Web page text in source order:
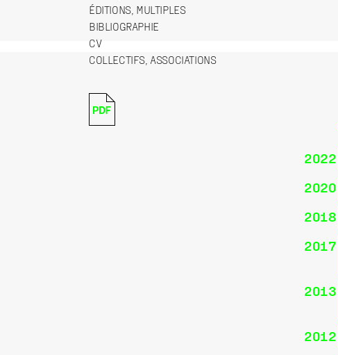
ÉDITIONS, MULTIPLES
BIBLIOGRAPHIE
CV
COLLECTIFS, ASSOCIATIONS
2022
2020
2018
2017
2013
2012